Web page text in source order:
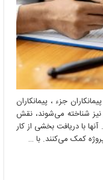
جزء ، پیمانکاران
نیز شناخته می‌شوند، نقش
با دریافت بخشی از کار
کمک می‌کنند. با …